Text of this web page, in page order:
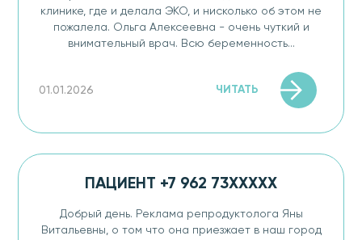
клинике, где и делала ЭКО​, и нисколько об этом не
пожалела. Ольга Алексеевна - очень чуткий и
внимательный врач. Всю беременность...
01.01.2026 ЧИТАТЬ
ПАЦИЕНТ +7 962 73XXXXX
Добрый день. Реклама репродуктолога Яны
Витальевны, о том что она приезжает в наш город